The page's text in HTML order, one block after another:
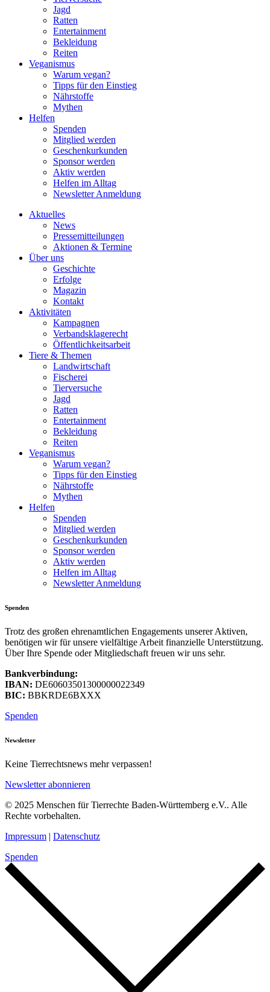
Jagd
Ratten
Entertainment
Bekleidung
Reiten
Veganismus
Warum vegan?
Tipps für den Einstieg
Nährstoffe
Mythen
Helfen
Spenden
Mitglied werden
Geschenkurkunden
Sponsor werden
Aktiv werden
Helfen im Alltag
Newsletter Anmeldung
Aktuelles
News
Pressemitteilungen
Aktionen & Termine
Über uns
Geschichte
Erfolge
Magazin
Kontakt
Aktivitäten
Kampagnen
Verbandsklagerecht
Öffentlichkeitsarbeit
Tiere & Themen
Landwirtschaft
Fischerei
Tierversuche
Jagd
Ratten
Entertainment
Bekleidung
Reiten
Veganismus
Warum vegan?
Tipps für den Einstieg
Nährstoffe
Mythen
Helfen
Spenden
Mitglied werden
Geschenkurkunden
Sponsor werden
Aktiv werden
Helfen im Alltag
Newsletter Anmeldung
Spenden
Trotz des großen ehrenamtlichen Engagements unserer Aktiven,
benötigen wir für unsere vielfältige Arbeit finanzielle Unterstützung.
Über Ihre Spende oder Mitgliedschaft freuen wir uns sehr.
Bankverbindung:
IBAN: DE60603501300000022349
BIC: BBKRDE6BXXX
Spenden
Newsletter
Keine Tierrechtsnews mehr verpassen!
Newsletter abonnieren
© 2025 Menschen für Tierrechte Baden-Württemberg e.V.. Alle
Rechte vorbehalten.
Impressum | Datenschutz
Spenden